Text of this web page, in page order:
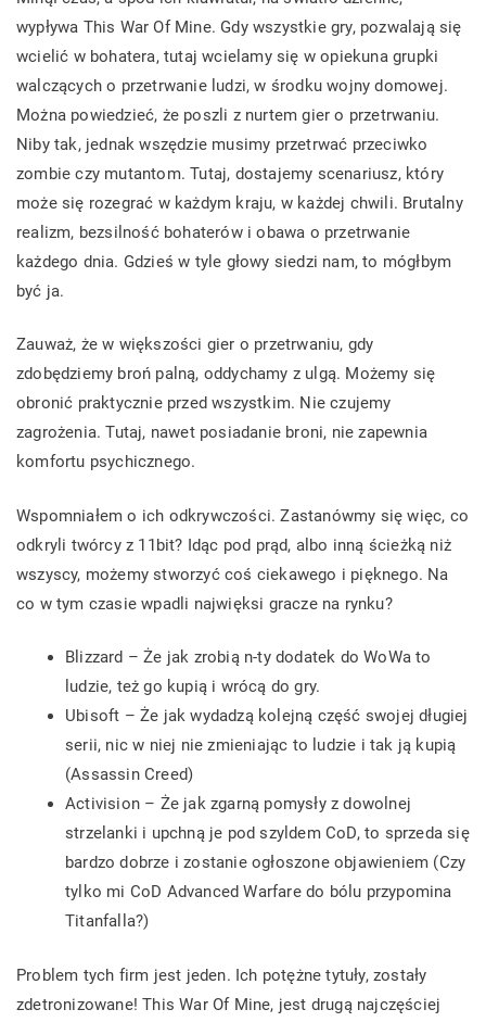
wypływa This War Of Mine. Gdy wszystkie gry, pozwalają się
wcielić w bohatera, tutaj wcielamy się w opiekuna grupki
walczących o przetrwanie ludzi, w środku wojny domowej.
Można powiedzieć, że poszli z nurtem gier o przetrwaniu.
Niby tak, jednak wszędzie musimy przetrwać przeciwko
zombie czy mutantom. Tutaj, dostajemy scenariusz, który
może się rozegrać w każdym kraju, w każdej chwili. Brutalny
realizm, bezsilność bohaterów i obawa o przetrwanie
każdego dnia. Gdzieś w tyle głowy siedzi nam, to mógłbym
być ja.
Zauważ, że w większości gier o przetrwaniu, gdy
zdobędziemy broń palną, oddychamy z ulgą. Możemy się
obronić praktycznie przed wszystkim. Nie czujemy
zagrożenia. Tutaj, nawet posiadanie broni, nie zapewnia
komfortu psychicznego.
Wspomniałem o ich odkrywczości. Zastanówmy się więc, co
odkryli twórcy z 11bit? Idąc pod prąd, albo inną ścieżką niż
wszyscy, możemy stworzyć coś ciekawego i pięknego. Na
co w tym czasie wpadli najwięksi gracze na rynku?
Blizzard – Że jak zrobią n-ty dodatek do WoWa to
ludzie, też go kupią i wrócą do gry.
Ubisoft – Że jak wydadzą kolejną część swojej długiej
serii, nic w niej nie zmieniając to ludzie i tak ją kupią
(Assassin Creed)
Activision – Że jak zgarną pomysły z dowolnej
strzelanki i upchną je pod szyldem CoD, to sprzeda się
bardzo dobrze i zostanie ogłoszone objawieniem (Czy
tylko mi CoD Advanced Warfare do bólu przypomina
Titanfalla?)
Problem tych firm jest jeden. Ich potężne tytuły, zostały
zdetronizowane! This War Of Mine, jest drugą najczęściej